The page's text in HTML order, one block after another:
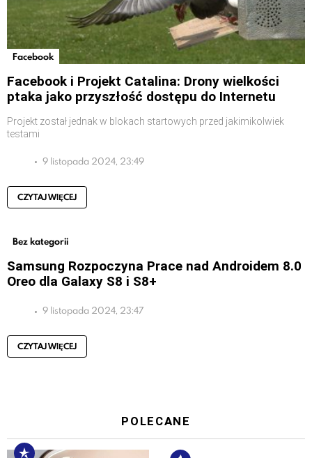
Facebook
Facebook i Projekt Catalina: Drony wielkości
ptaka jako przyszłość dostępu do Internetu
Projekt został jednak w blokach startowych przed jakimikolwiek
testami
9 listopada 2024, 23:49
CZYTAJ WIĘCEJ
Bez kategorii
Samsung Rozpoczyna Prace nad Androidem 8.0
Oreo dla Galaxy S8 i S8+
9 listopada 2024, 23:47
CZYTAJ WIĘCEJ
POLECANE